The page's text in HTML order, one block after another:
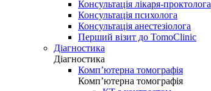
Консультація лікаря-проктолога
Консультація психолога
Консультація анестезіолога
Перший візит до TomoClinic
Діагностика
Діагностика
Комп’ютерна томографія
Комп’ютерна томографія